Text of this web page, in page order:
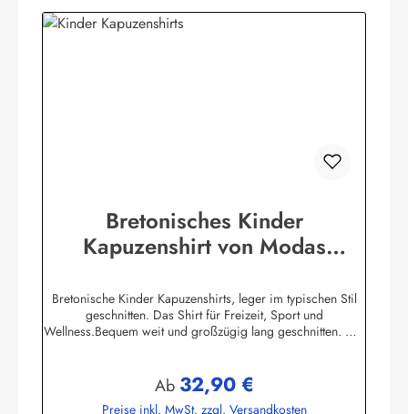
Bretonisches Kinder
Kapuzenshirt von Modas
Bretonische Kinder Kapuzenshirts, leger im typischen Stil
geschnitten. Das Shirt für Freizeit, Sport und
Wellness.Bequem weit und großzügig lang geschnitten. Die
Ärmelbündchen, zwei praktische Seitentaschen100%
Baumwolle, herrlich elastisch gewirkt und angenehm auf der
Regulärer Preis:
Ab 32,90 €
Preise inkl. MwSt. zzgl. Versandkosten